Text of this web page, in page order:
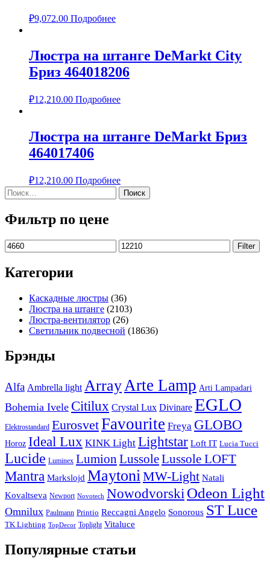
₽9,072.00 Подробнее
Люстра на штанге DeMarkt City
Бриз 464018206
₽12,210.00 Подробнее
Люстра на штанге DeMarkt Бриз
464017406
₽12,210.00 Подробнее
Найти:
Фильтр по цене
Min
price
Max
price
Filter
Категории
Каскадные люстры (36)
Люстра на штанге (2103)
Люстра-вентилятор (26)
Светильник подвесной (18636)
Брэнды
Alfa Ambrella light ArrayArte Lamp Arti Lampadari
Bohemia Ivele Citilux Crystal Lux Divinare EGLO
Elektrostandard EurosvetFavourite Freya GLOBO
Horoz Ideal Lux KINK Light Lightstar Loft IT Lucia Tucci
Lucide Luminex Lumion LussoleLussole LOFT
Mantra Markslojd MaytoniMW-Light Natali
Kovaltseva Newport Novotech NowodvorskiOdeon Light
Omnilux Paulmann Printio Reccagni Angelo Sonorous ST Luce
TK Lighting TopDecor Toplight Vitaluce
Популярные статьи